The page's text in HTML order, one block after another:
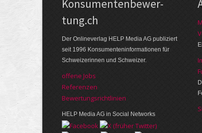
Kon­su­menten­be­wer­
tung.ch
Der Online­verlag HELP Media AG publi­ziert
seit 1996 Kon­su­menten­infor­mationen für
Schwei­zerinnen und Schweizer.
offene Jobs
Referenzen
Bewer­tungs­richt­linien
HELP Media AG in Social Networks